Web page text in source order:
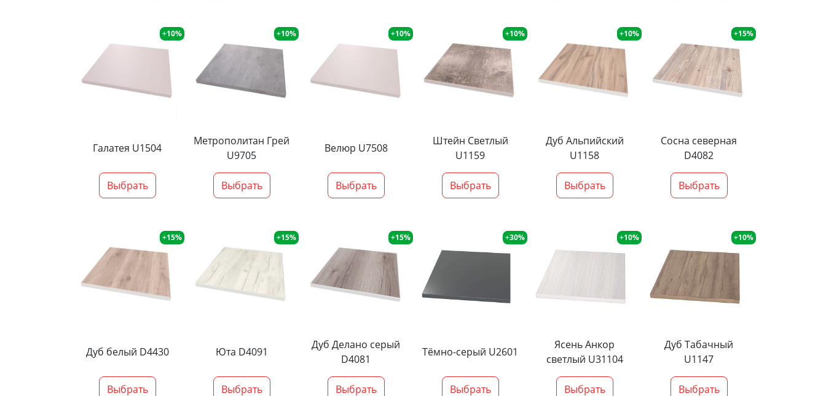
+10%
Галатея U1504
Выбрать
+10%
Метрополитан Грей
U9705
Выбрать
+10%
Велюр U7508
Выбрать
+10%
Штейн Светлый
U1159
Выбрать
+10%
Дуб Альпийский
U1158
Выбрать
+15%
Сосна северная
D4082
Выбрать
+15%
Дуб белый D4430
Выбрать
+15%
Юта D4091
Выбрать
+15%
Дуб Делано серый
D4081
Выбрать
+30%
Тёмно-серый U2601
Выбрать
+10%
Ясень Анкор
светлый U31104
Выбрать
+10%
Дуб Табачный
U1147
Выбрать